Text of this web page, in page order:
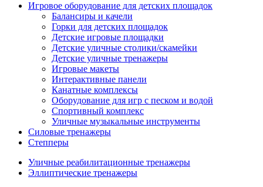
Игровое оборудование для детских площадок
Балансиры и качели
Горки для детских площадок
Детские игровые площадки
Детские уличные столики/скамейки
Детские уличные тренажеры
Игровые макеты
Интерактивные панели
Канатные комплексы
Оборудование для игр с песком и водой
Спортивный комплекс
Уличные музыкальные инструменты
Силовые тренажеры
Степперы
Уличные реабилитационные тренажеры
Эллиптические тренажеры